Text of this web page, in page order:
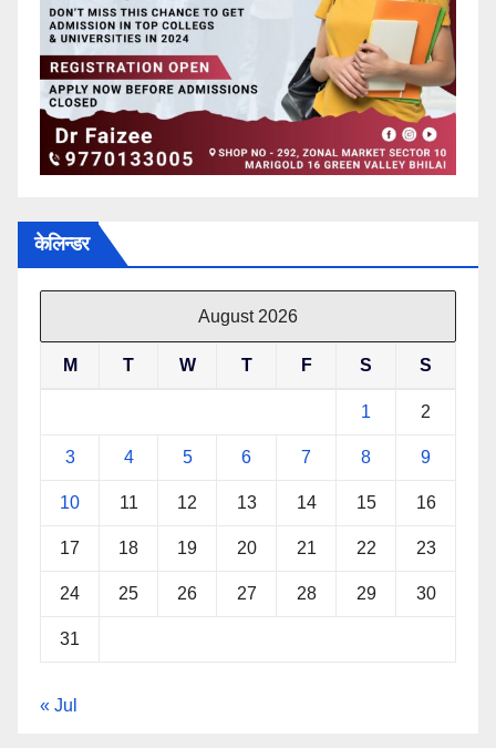
केलिन्डर
August 2026
M T W T F S S
1 2
3 4 5 6 7 8 9
10 11 12 13 14 15 16
17 18 19 20 21 22 23
24 25 26 27 28 29 30
31
« Jul